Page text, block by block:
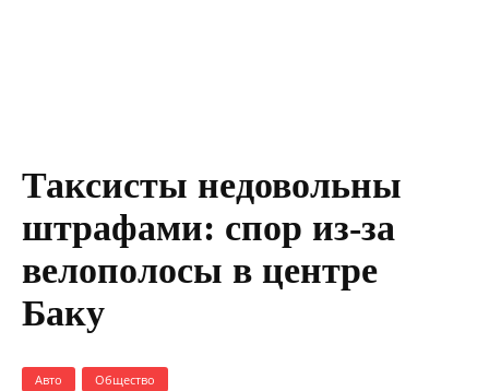
Таксисты недовольны
штрафами: спор из-за
велополосы в центре
Баку
Авто Общество